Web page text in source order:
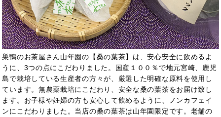
巣鴨のお茶屋さん山年園の【桑の葉茶】は、安心安全に飲めるよ
うに、3つの点にこだわりました。国産１００％で地元宮崎、鹿児
島で栽培している生産者の方々が、厳選した明確な原料を使用し
ています。無農薬栽培にこだわり、安全な桑の葉茶をお届け致し
ます。お子様や妊婦の方も安心して飲めるように、ノンカフェイ
ンにこだわりました。当店の桑の葉茶は山年園限定です。老舗の